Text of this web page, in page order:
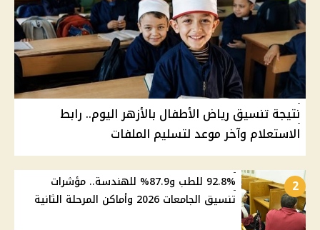
نتيجة تنسيق رياض الأطفال بالأزهر اليوم.. رابط
الاستعلام وآخر موعد لتسليم الملفات
2
92.8% للطب و87.9% للهندسة.. مؤشرات
تنسيق الجامعات 2026 وأماكن المرحلة الثانية